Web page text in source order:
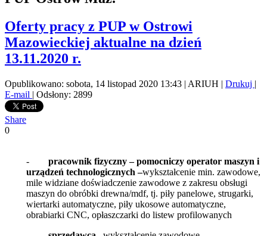
Oferty pracy z PUP w Ostrowi
Mazowieckiej aktualne na dzień
13.11.2020 r.
Opublikowano: sobota, 14 listopad 2020 13:43 | ARIUH | Drukuj |
E-mail | Odsłony: 2899
Share
0
- pracownik fizyczny – pomocniczy operator maszyn i
urządzeń technologicznych –wykształcenie min. zawodowe,
mile widziane doświadczenie zawodowe z zakresu obsługi
maszyn do obróbki drewna/mdf, tj. piły panelowe, strugarki,
wiertarki automatyczne, piły ukosowe automatyczne,
obrabiarki CNC, opłaszczarki do listew profilowanych